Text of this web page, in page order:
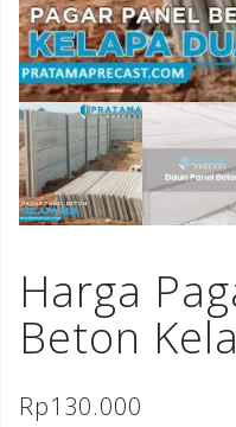
Harga
Beton
Rp130.000